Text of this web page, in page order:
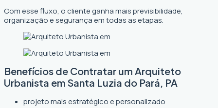
Com esse fluxo, o cliente ganha mais previsibilidade,
organização e segurança em todas as etapas.
Benefícios de Contratar um Arquiteto
Urbanista em Santa Luzia do Pará, PA
projeto mais estratégico e personalizado